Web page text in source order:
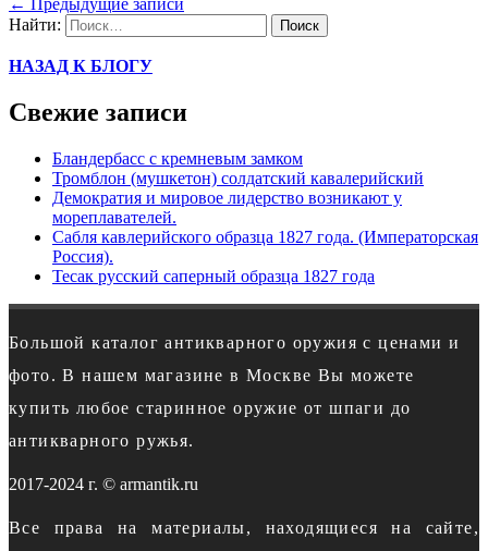
Найти:
НАЗАД К БЛОГУ
Свежие записи
Бландербасс с кремневым замком
Тромблон (мушкетон) солдатский кавалерийский
Демократия и мировое лидерство возникают у
мореплавателей.
Сабля кавлерийского образца 1827 года. (Императорская
Россия).
Тесак русский саперный образца 1827 года
Большой каталог антикварного оружия с ценами и
фото. В нашем магазине в Москве Вы можете
купить любое старинное оружие от шпаги до
антикварного ружья.
2017-2024 г. © armantik.ru
Все права на материалы, находящиеся на сайте,